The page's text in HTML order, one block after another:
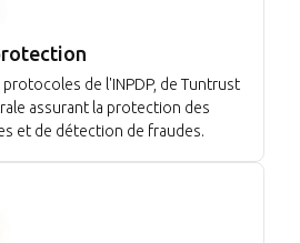
de l'INPDP, de Tuntrust
assurant la protection des
et de détection de fraudes.